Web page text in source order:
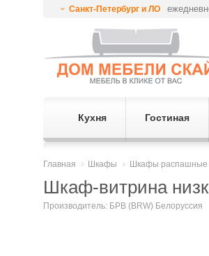
Санкт-Петербург и ЛО
Кухня Гостиная
Главная Шкафы Шкафы распашные
Шкаф-витрина
Производитель: БРВ (BRW) Белоруссия